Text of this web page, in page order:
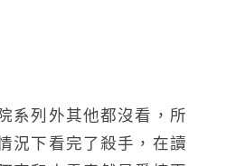
系列外其他都沒看，所
況下看完了殺手，在讀